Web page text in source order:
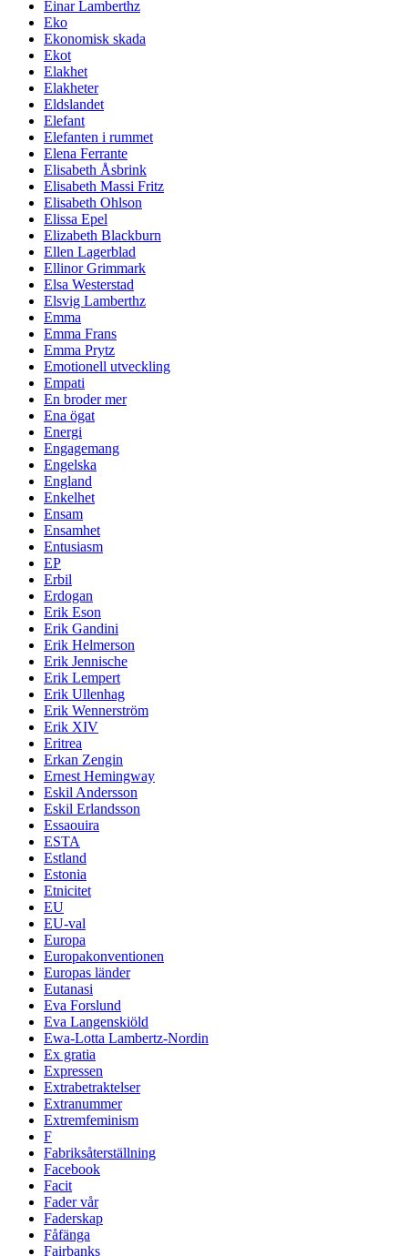
Einar Lamberthz
Eko
Ekonomisk skada
Ekot
Elakhet
Elakheter
Eldslandet
Elefant
Elefanten i rummet
Elena Ferrante
Elisabeth Åsbrink
Elisabeth Massi Fritz
Elisabeth Ohlson
Elissa Epel
Elizabeth Blackburn
Ellen Lagerblad
Ellinor Grimmark
Elsa Westerstad
Elsvig Lamberthz
Emma
Emma Frans
Emma Prytz
Emotionell utveckling
Empati
En broder mer
Ena ögat
Energi
Engagemang
Engelska
England
Enkelhet
Ensam
Ensamhet
Entusiasm
EP
Erbil
Erdogan
Erik Eson
Erik Gandini
Erik Helmerson
Erik Jennische
Erik Lempert
Erik Ullenhag
Erik Wennerström
Erik XIV
Eritrea
Erkan Zengin
Ernest Hemingway
Eskil Andersson
Eskil Erlandsson
Essaouira
ESTA
Estland
Estonia
Etnicitet
EU
EU-val
Europa
Europakonventionen
Europas länder
Eutanasi
Eva Forslund
Eva Langenskiöld
Ewa-Lotta Lambertz-Nordin
Ex gratia
Expressen
Extrabetraktelser
Extranummer
Extremfeminism
F
Fabriksåterställning
Facebook
Facit
Fader vår
Faderskap
Fåfänga
Fairbanks